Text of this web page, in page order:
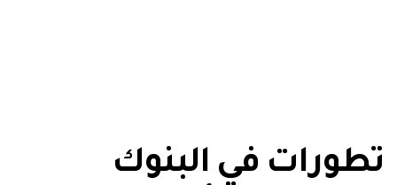
تطورات في البنوك